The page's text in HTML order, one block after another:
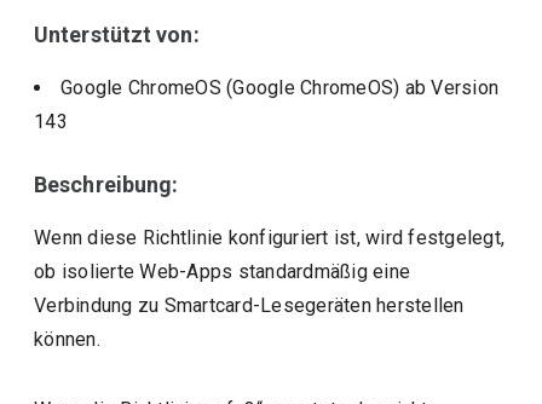
Unterstützt von:
Google ChromeOS (Google ChromeOS) ab Version
143
Beschreibung:
Wenn diese Richtlinie konfiguriert ist, wird festgelegt,
ob isolierte Web-Apps standardmäßig eine
Verbindung zu Smartcard-Lesegeräten herstellen
können.